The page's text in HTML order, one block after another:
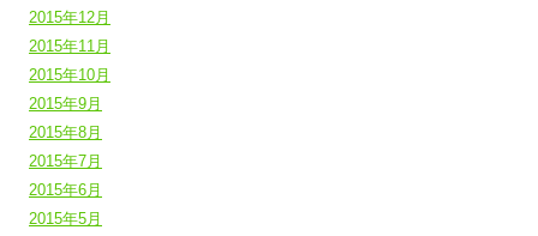
2015年12月
2015年11月
2015年10月
2015年9月
2015年8月
2015年7月
2015年6月
2015年5月